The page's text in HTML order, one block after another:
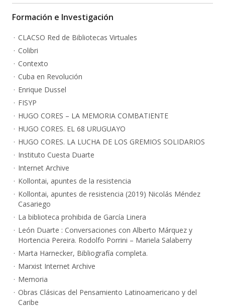
Formación e Investigación
CLACSO Red de Bibliotecas Virtuales
Colibri
Contexto
Cuba en Revolución
Enrique Dussel
FISYP
HUGO CORES – LA MEMORIA COMBATIENTE
HUGO CORES. EL 68 URUGUAYO
HUGO CORES. LA LUCHA DE LOS GREMIOS SOLIDARIOS
Instituto Cuesta Duarte
Internet Archive
Kollontai, apuntes de la resistencia
Kollontai, apuntes de resistencia (2019) Nicolás Méndez
Casariego
La biblioteca prohibida de García Linera
León Duarte : Conversaciones con Alberto Márquez y
Hortencia Pereira. Rodolfo Porrini – Mariela Salaberry
Marta Harnecker, Bibliografía completa.
Marxist Internet Archive
Memoria
Obras Clásicas del Pensamiento Latinoamericano y del
Caribe